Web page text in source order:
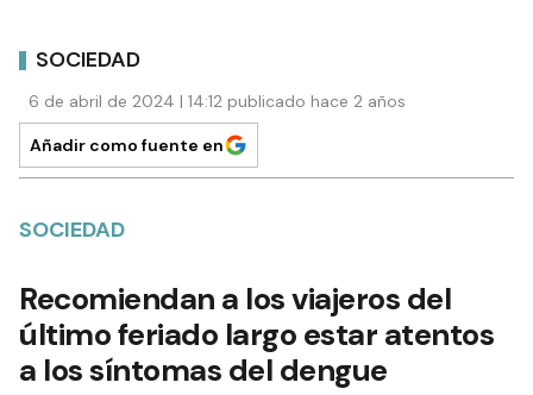
SOCIEDAD
6 de abril de 2024 | 14:12 publicado hace 2 años
Añadir como fuente en
SOCIEDAD
Recomiendan a los viajeros del
último feriado largo estar atentos
a los síntomas del dengue